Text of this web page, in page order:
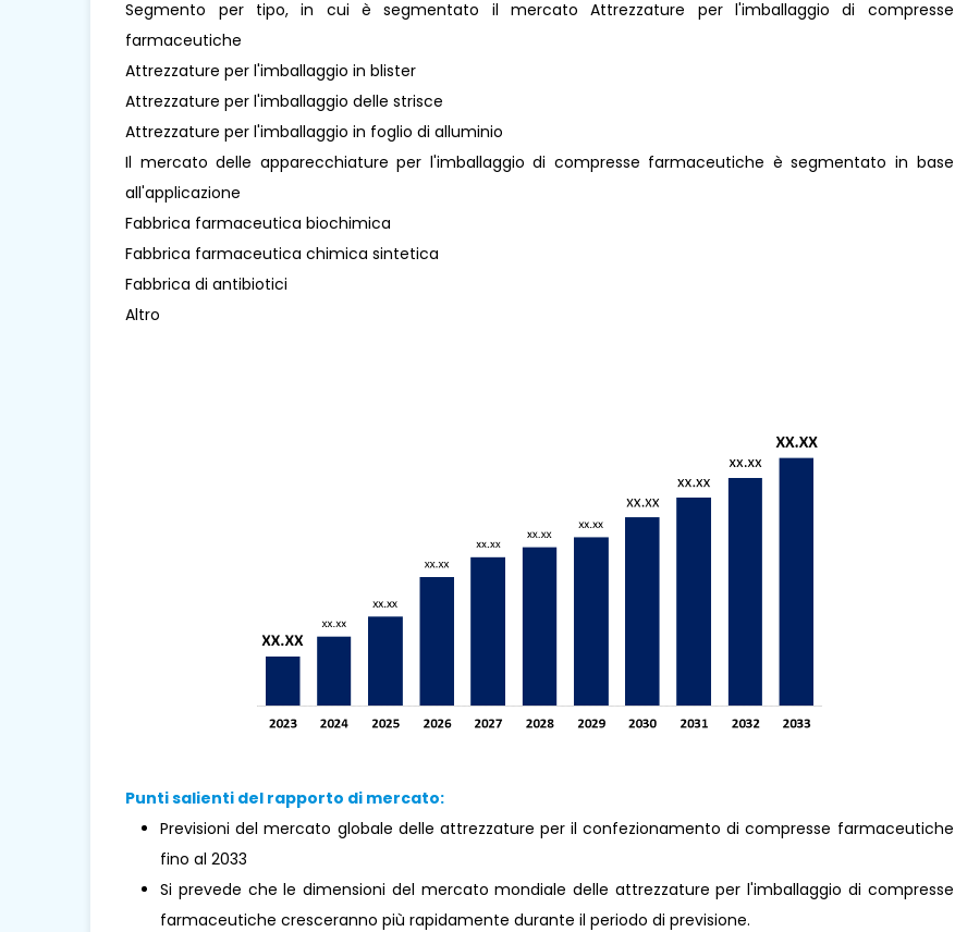
Segmento per tipo, in cui è segmentato il mercato Attrezzature per l'imballaggio di compresse
farmaceutiche
Attrezzature per l'imballaggio in blister
Attrezzature per l'imballaggio delle strisce
Attrezzature per l'imballaggio in foglio di alluminio
Il mercato delle apparecchiature per l'imballaggio di compresse farmaceutiche è segmentato in base
all'applicazione
Fabbrica farmaceutica biochimica
Fabbrica farmaceutica chimica sintetica
Fabbrica di antibiotici
Altro
Punti salienti del rapporto di mercato:
Previsioni del mercato globale delle attrezzature per il confezionamento di compresse farmaceutiche
fino al 2033
Si prevede che le dimensioni del mercato mondiale delle attrezzature per l'imballaggio di compresse
farmaceutiche cresceranno più rapidamente durante il periodo di previsione.